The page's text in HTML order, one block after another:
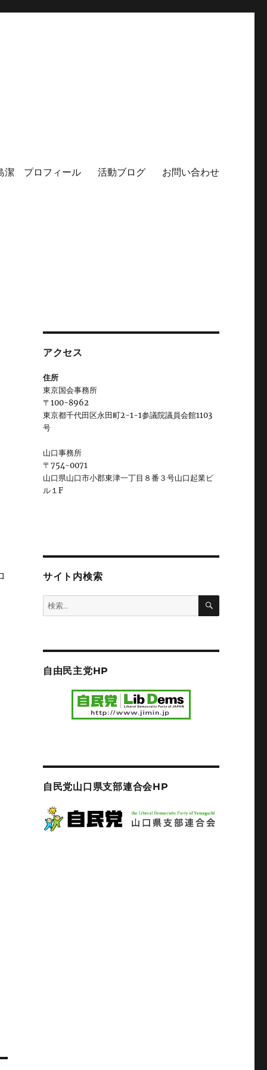
潔 プロフィール 活動ブログ お問い合わせ
アクセス
住所
東京国会事務所
〒100-8962
東京都千代田区永田町2-1-1参議院議員会館1103
号
山口事務所
〒754-0071
山口県山口市小郡東津一丁目８番３号山口起業ビ
ル１F
サイト内検索
検
索:
検
自由民主党HP
自民党山口県支部連合会HP